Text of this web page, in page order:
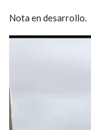
Nota en desarrollo.